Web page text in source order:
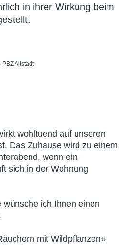
in ihrer Wirkung beim
Altstadt
wohltuend auf unseren
Das Zuhause wird zu einem
wenn ein
sich in der Wohnung
wünsche ich Ihnen einen
mit Wildpflanzen»